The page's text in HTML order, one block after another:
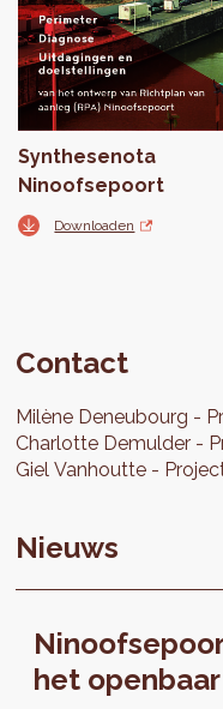
Synthesenota
Ninoofsepoort
Downloaden
Contact
Milène Deneubourg
Charlotte Demulder
Giel Vanhoutte
Nieuws
het